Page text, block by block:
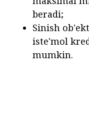
beradi;
Sinish
iste'mol
mumkin.